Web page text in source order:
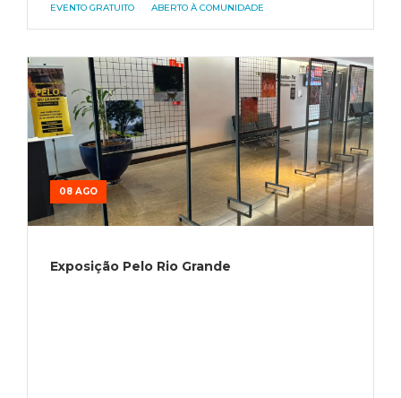
EVENTO GRATUITO ABERTO À COMUNIDADE
08 AGO
Exposição Pelo Rio Grande